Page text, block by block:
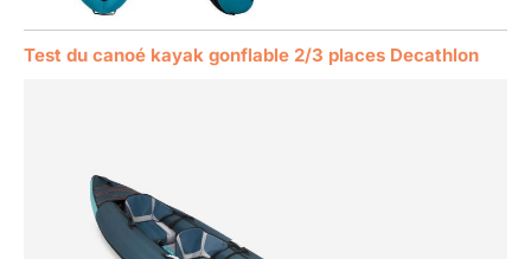
Test du canoé kayak gonflable 2/3 places Decathlon